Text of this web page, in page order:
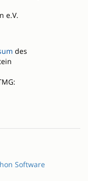
e.V.
des
Software